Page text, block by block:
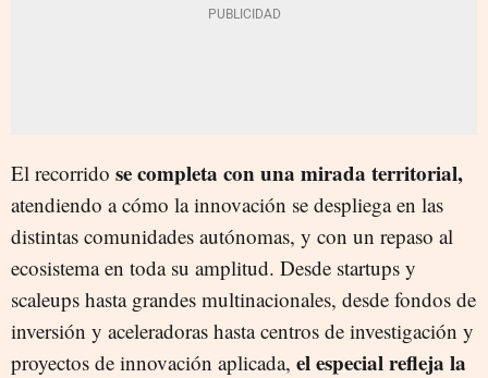
El recorrido se completa con una mirada territorial,
atendiendo a cómo la innovación se despliega en las
distintas comunidades autónomas, y con un repaso al
ecosistema en toda su amplitud. Desde startups y
scaleups hasta grandes multinacionales, desde fondos de
inversión y aceleradoras hasta centros de investigación y
proyectos de innovación aplicada, el especial refleja la